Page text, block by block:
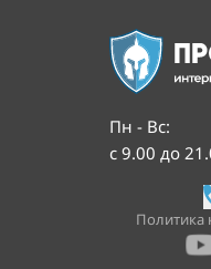
Пн - Вс:
с 9.00 до
Политика